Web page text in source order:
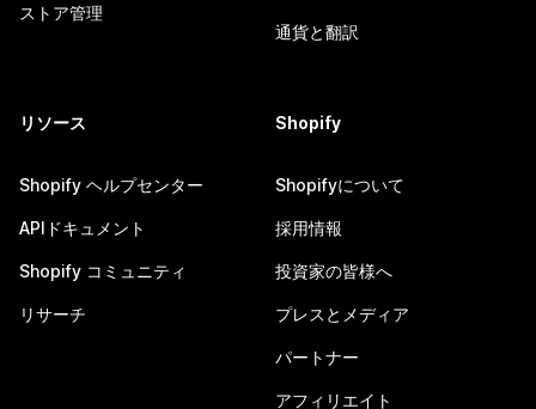
ストア管理
通貨と翻訳
リソース
Shopify ヘルプセンター
APIドキュメント
Shopify コミュニティ
リサーチ
Shopify
Shopifyについて
採用情報
投資家の皆様へ
プレスとメディア
パートナー
アフィリエイト